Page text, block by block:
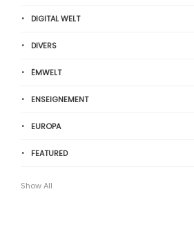
DIGITAL WELT
DIVERS
ËMWELT
ENSEIGNEMENT
EUROPA
FEATURED
Show All